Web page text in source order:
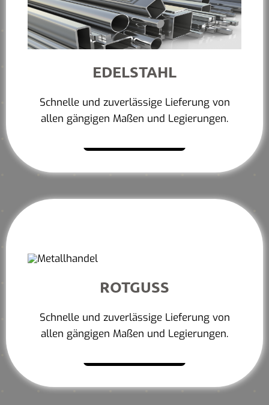
EDELSTAHL
Schnelle und zuverlässige Lieferung von
allen gängigen Maßen und Legierungen.
ROTGUSS
Schnelle und zuverlässige Lieferung von
allen gängigen Maßen und Legierungen.